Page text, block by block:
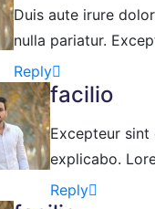
Duis aute irure
nulla pariatur.
Reply
facilio
Excepteur
explicabo.
Reply